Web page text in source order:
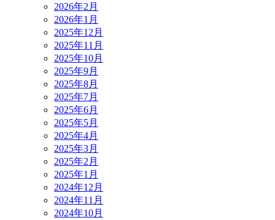
2026年2月
2026年1月
2025年12月
2025年11月
2025年10月
2025年9月
2025年8月
2025年7月
2025年6月
2025年5月
2025年4月
2025年3月
2025年2月
2025年1月
2024年12月
2024年11月
2024年10月